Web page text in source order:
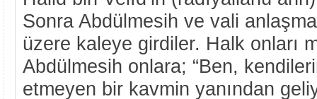
Sonra Abdülmesih ve vali
üzere kaleye girdiler. Halk onları
Abdülmesih onlara; “Ben,
etmeyen bir kavmin yanından